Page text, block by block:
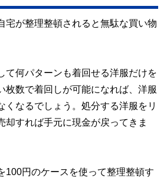
宅が整理整頓されると無駄な買い物
て何パターンも着回せる洋服だけを
枚数で着回しが可能になれば、洋服
くなるでしょう。処分する洋服をリ
却すれば手元に現金が戻ってきま
100円のケースを使って整理整頓す